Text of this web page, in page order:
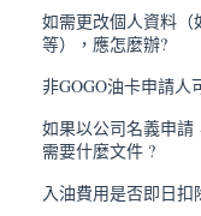
如需更改個人資料
等），應怎麼辦?
非GOGO油卡申請人
如果以公司名義申請
需要什麼文件 ?
入油費用是否即日扣